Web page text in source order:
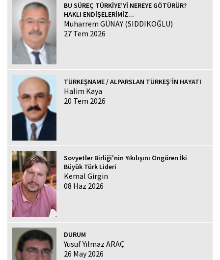
BU SÜREÇ TÜRKİYE’Yİ NEREYE GÖTÜRÜR?
HAKLI ENDİŞELERİMİZ...
Muharrem GÜNAY (SIDDIKOĞLU)
27 Tem 2026
TÜRKEŞNAME / ALPARSLAN TÜRKEŞ’İN HAYATI
Halim Kaya
20 Tem 2026
Sovyetler Birliği'nin Yıkılışını Öngören İki
Büyük Türk Lideri
Kemal Girgin
08 Haz 2026
DURUM
Yusuf Yılmaz ARAÇ
26 May 2026